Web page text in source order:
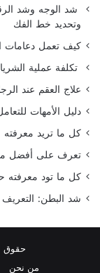
شد الوجه وشد
وتحديد خط الفك
كيف تعمل دعامات
تكلفة عملية
علاج العقم عند
دليل الأمهات
كل ما تريد
تعرف على أفضل
كل ما تود معرفته
شد البطن: التعريف
حقوق
من نحن